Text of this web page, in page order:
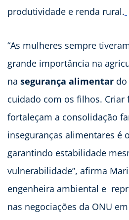
produtividade e renda rural.
“As mulheres sempre
grande importância na
na segurança alimentar
cuidado com os filhos. Criar
fortaleçam a consolidação
inseguranças alimentares é
garantindo estabilidade
vulnerabilidade”, afirma
engenheira ambiental e
nas negociações da ONU